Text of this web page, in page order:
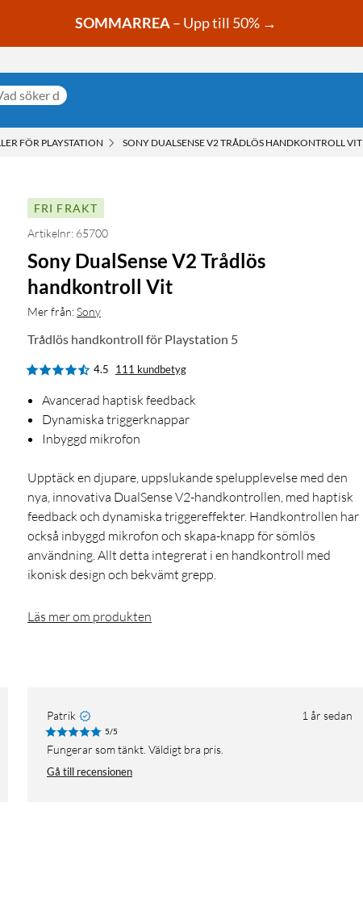
SOMMARREA– Upp till 50% →
FÖR PLAYSTATION SONY DUALSENSE V2 TRÅDLÖS HANDKONTROLL VIT
FRI FRAKT
Artikelnr: 65700
Sony DualSense V2 Trådlös
handkontroll Vit
Mer från:Sony
Trådlös handkontroll för Playstation 5
4.5 111 kundbetyg
Avancerad haptisk feedback
Dynamiska triggerknappar
Inbyggd mikrofon
Upptäck en djupare, uppslukande spelupplevelse med den
nya, innovativa DualSense V2-handkontrollen, med haptisk
feedback och dynamiska triggereffekter. Handkontrollen har
också inbyggd mikrofon och skapa-knapp för sömlös
användning. Allt detta integrerat i en handkontroll med
ikonisk design och bekvämt grepp.
Läs mer om produkten
Patrik 1 år sedan
5/5
Fungerar som tänkt. Väldigt bra pris.
Gå till recensionen